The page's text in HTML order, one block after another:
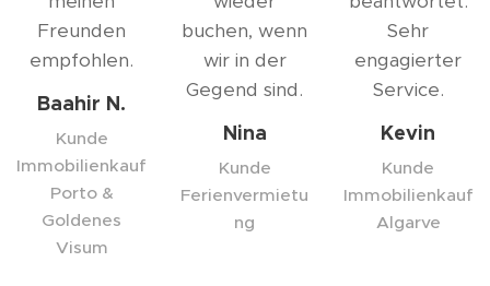
Freunden
empfohlen.
Baahir N.
Kunde
Immobilienkauf
Porto &
Goldenes
Visum
buchen, wenn
wir in der
Gegend sind.
Nina
Kunde
Ferienvermietu
ng
Sehr
engagierter
Service.
Kevin
Kunde
Immobilienkauf
Algarve